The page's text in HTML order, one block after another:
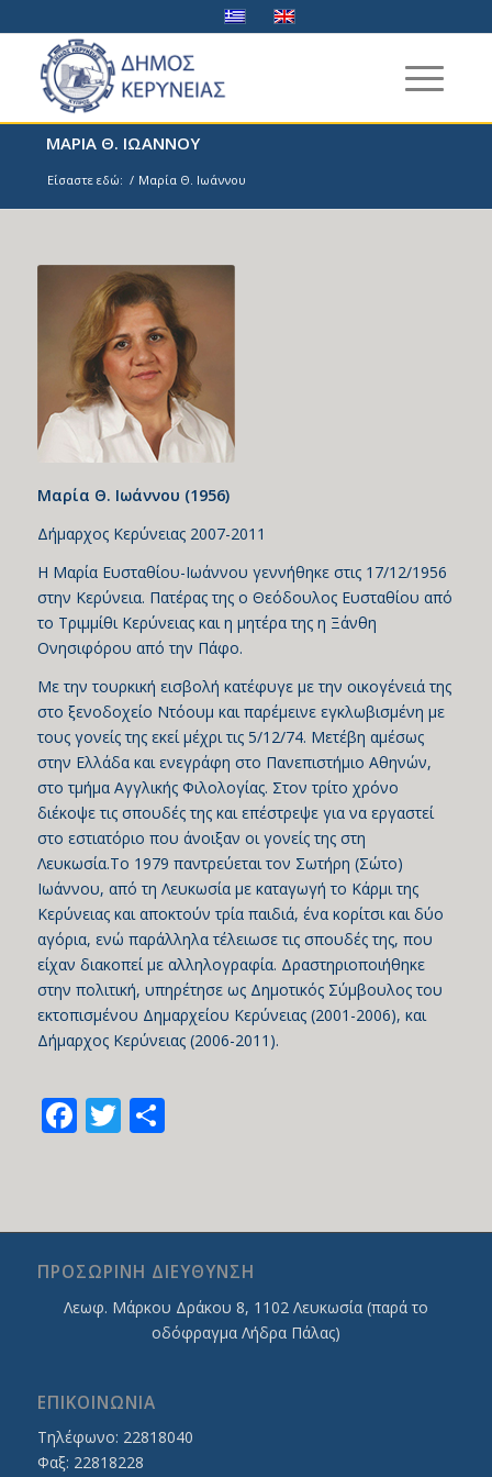
ΜΑΡΙΑ Θ. ΙΩΑΝΝΟΥ
Είσαστε εδώ: / Μαρία Θ. Ιωάννου
Μαρία Θ. Ιωάννου (1956)
Δήμαρχος Κερύνειας 2007-2011
Η Μαρία Ευσταθίου-Ιωάννου γεννήθηκε στις 17/12/1956
στην Κερύνεια. Πατέρας της ο Θεόδουλος Ευσταθίου από
το Τριμμίθι Κερύνειας και η μητέρα της η Ξάνθη
Ονησιφόρου από την Πάφο.
Με την τουρκική εισβολή κατέφυγε με την οικογένειά της
στο ξενοδοχείο Ντόουμ και παρέμεινε εγκλωβισμένη με
τους γονείς της εκεί μέχρι τις 5/12/74. Μετέβη αμέσως
στην Ελλάδα και ενεγράφη στο Πανεπιστήμιο Αθηνών,
στο τμήμα Αγγλικής Φιλολογίας. Στον τρίτο χρόνο
διέκοψε τις σπουδές της και επέστρεψε για να εργαστεί
στο εστιατόριο που άνοιξαν οι γονείς της στη
Λευκωσία.Το 1979 παντρεύεται τον Σωτήρη (Σώτο)
Ιωάννου, από τη Λευκωσία με καταγωγή το Κάρμι της
Κερύνειας και αποκτούν τρία παιδιά, ένα κορίτσι και δύο
αγόρια, ενώ παράλληλα τέλειωσε τις σπουδές της, που
είχαν διακοπεί με αλληλογραφία. Δραστηριοποιήθηκε
στην πολιτική, υπηρέτησε ως Δημοτικός Σύμβουλος του
εκτοπισμένου Δημαρχείου Κερύνειας (2001-2006), και
Δήμαρχος Κερύνειας (2006-2011).
Facebook
Twitter
Share
ΠΡΟΣΩΡΙΝΗ ΔΙΕΥΘΥΝΣΗ
Λεωφ. Mάρκου Δράκου 8, 1102 Λευκωσία (παρά το
οδόφραγμα Λήδρα Πάλας)
ΕΠΙΚΟΙΝΩΝΙΑ
Τηλέφωνο: 22818040
Φαξ: 22818228